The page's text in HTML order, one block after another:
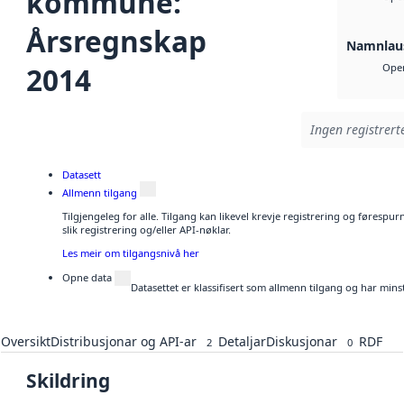
Årsregnskap
2014
Ingen
Datasett
Allmenn tilgang
Tilgjengeleg for alle. Tilgang kan likevel krevje registrering og
slik registrering og/eller API-nøklar.
Les meir om tilgangsnivå her
Opne data
Datasettet er klassifisert som allmenn tilgang og har
OversiktDistribusjonar og API-ar 2 DetaljarDiskusjonar 0 RDF
Skildring